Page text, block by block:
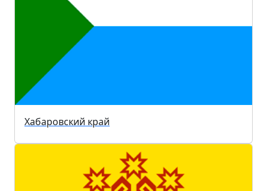
Хабаровский край